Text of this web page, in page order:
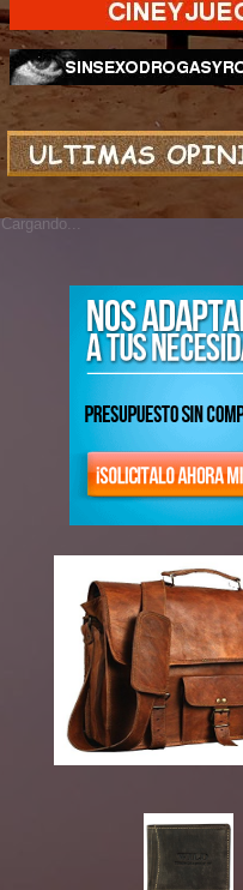
Cargando...